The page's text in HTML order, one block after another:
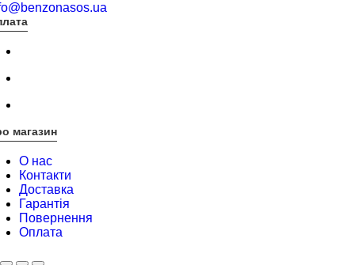
магазин
О нас
Контакти
Доставка
Гарантія
Повернення
Оплата